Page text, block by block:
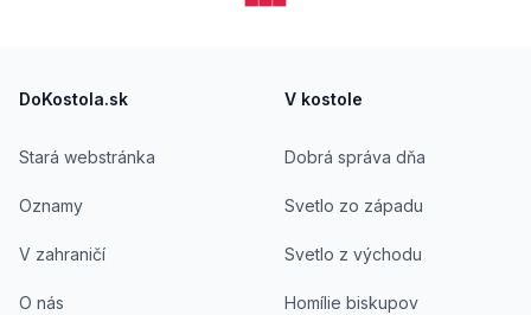
DoKostola.sk
Stará webstránka
Oznamy
V zahraničí
O nás
V kostole
Dobrá správa dňa
Svetlo zo západu
Svetlo z východu
Homílie biskupov